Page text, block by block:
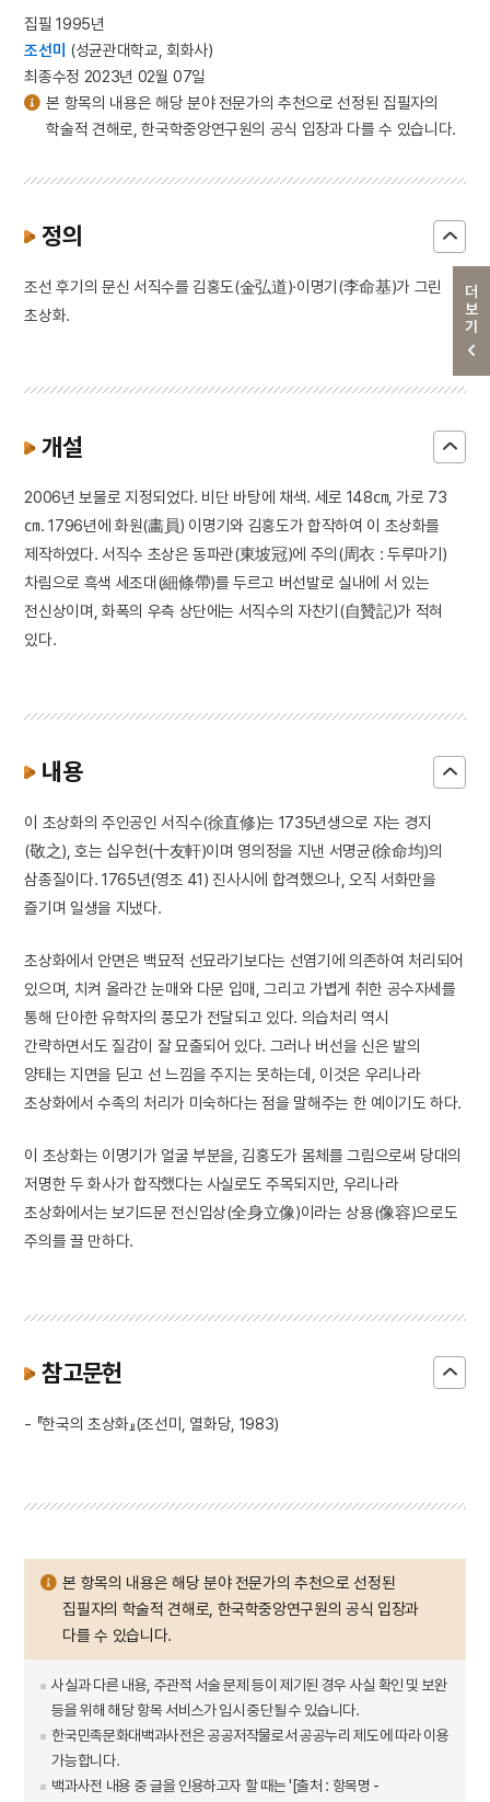
더보기
집필 1995년
조선미 (성균관대학교, 회화사)
최종수정 2023년 02월 07일
본 항목의 내용은 해당 분야 전문가의 추천으로 선정된 집필자의
학술적 견해로, 한국학중앙연구원의 공식 입장과 다를 수 있습니다.
정의
조선 후기의 문신 서직수를 김홍도(金弘道)·이명기(李命基)가 그린
초상화.
개설
2006년 보물로 지정되었다. 비단 바탕에 채색. 세로 148㎝, 가로 73
㎝. 1796년에 화원(畵員) 이명기와 김홍도가 합작하여 이 초상화를
제작하였다. 서직수 초상은 동파관(東坡冠)에 주의(周衣 : 두루마기)
차림으로 흑색 세조대(細條帶)를 두르고 버선발로 실내에 서 있는
전신상이며, 화폭의 우측 상단에는 서직수의 자찬기(自贊記)가 적혀
있다.
내용
이 초상화의 주인공인 서직수(徐直修)는 1735년생으로 자는 경지
(敬之), 호는 십우헌(十友軒)이며 영의정을 지낸 서명균(徐命均)의
삼종질이다. 1765년(영조 41) 진사시에 합격했으나, 오직 서화만을
즐기며 일생을 지냈다.
초상화에서 안면은 백묘적 선묘라기보다는 선염기에 의존하여 처리되어
있으며, 치켜 올라간 눈매와 다문 입매, 그리고 가볍게 취한 공수자세를
통해 단아한 유학자의 풍모가 전달되고 있다. 의습처리 역시
간략하면서도 질감이 잘 묘출되어 있다. 그러나 버선을 신은 발의
양태는 지면을 딛고 선 느낌을 주지는 못하는데, 이것은 우리나라
초상화에서 수족의 처리가 미숙하다는 점을 말해주는 한 예이기도 하다.
이 초상화는 이명기가 얼굴 부분을, 김홍도가 몸체를 그림으로써 당대의
저명한 두 화사가 합작했다는 사실로도 주목되지만, 우리나라
초상화에서는 보기드문 전신입상(全身立像)이라는 상용(像容)으로도
주의를 끌 만하다.
참고문헌
- 『한국의 초상화』(조선미, 열화당, 1983)
본 항목의 내용은 해당 분야 전문가의 추천으로 선정된
집필자의 학술적 견해로, 한국학중앙연구원의 공식 입장과
다를 수 있습니다.
사실과 다른 내용, 주관적 서술 문제 등이 제기된 경우 사실 확인 및 보완
등을 위해 해당 항목 서비스가 임시 중단될 수 있습니다.
한국민족문화대백과사전은 공공저작물로서 공공누리 제도에 따라 이용
가능합니다.
백과사전 내용 중 글을 인용하고자 할 때는 '[출처 : 항목명 -